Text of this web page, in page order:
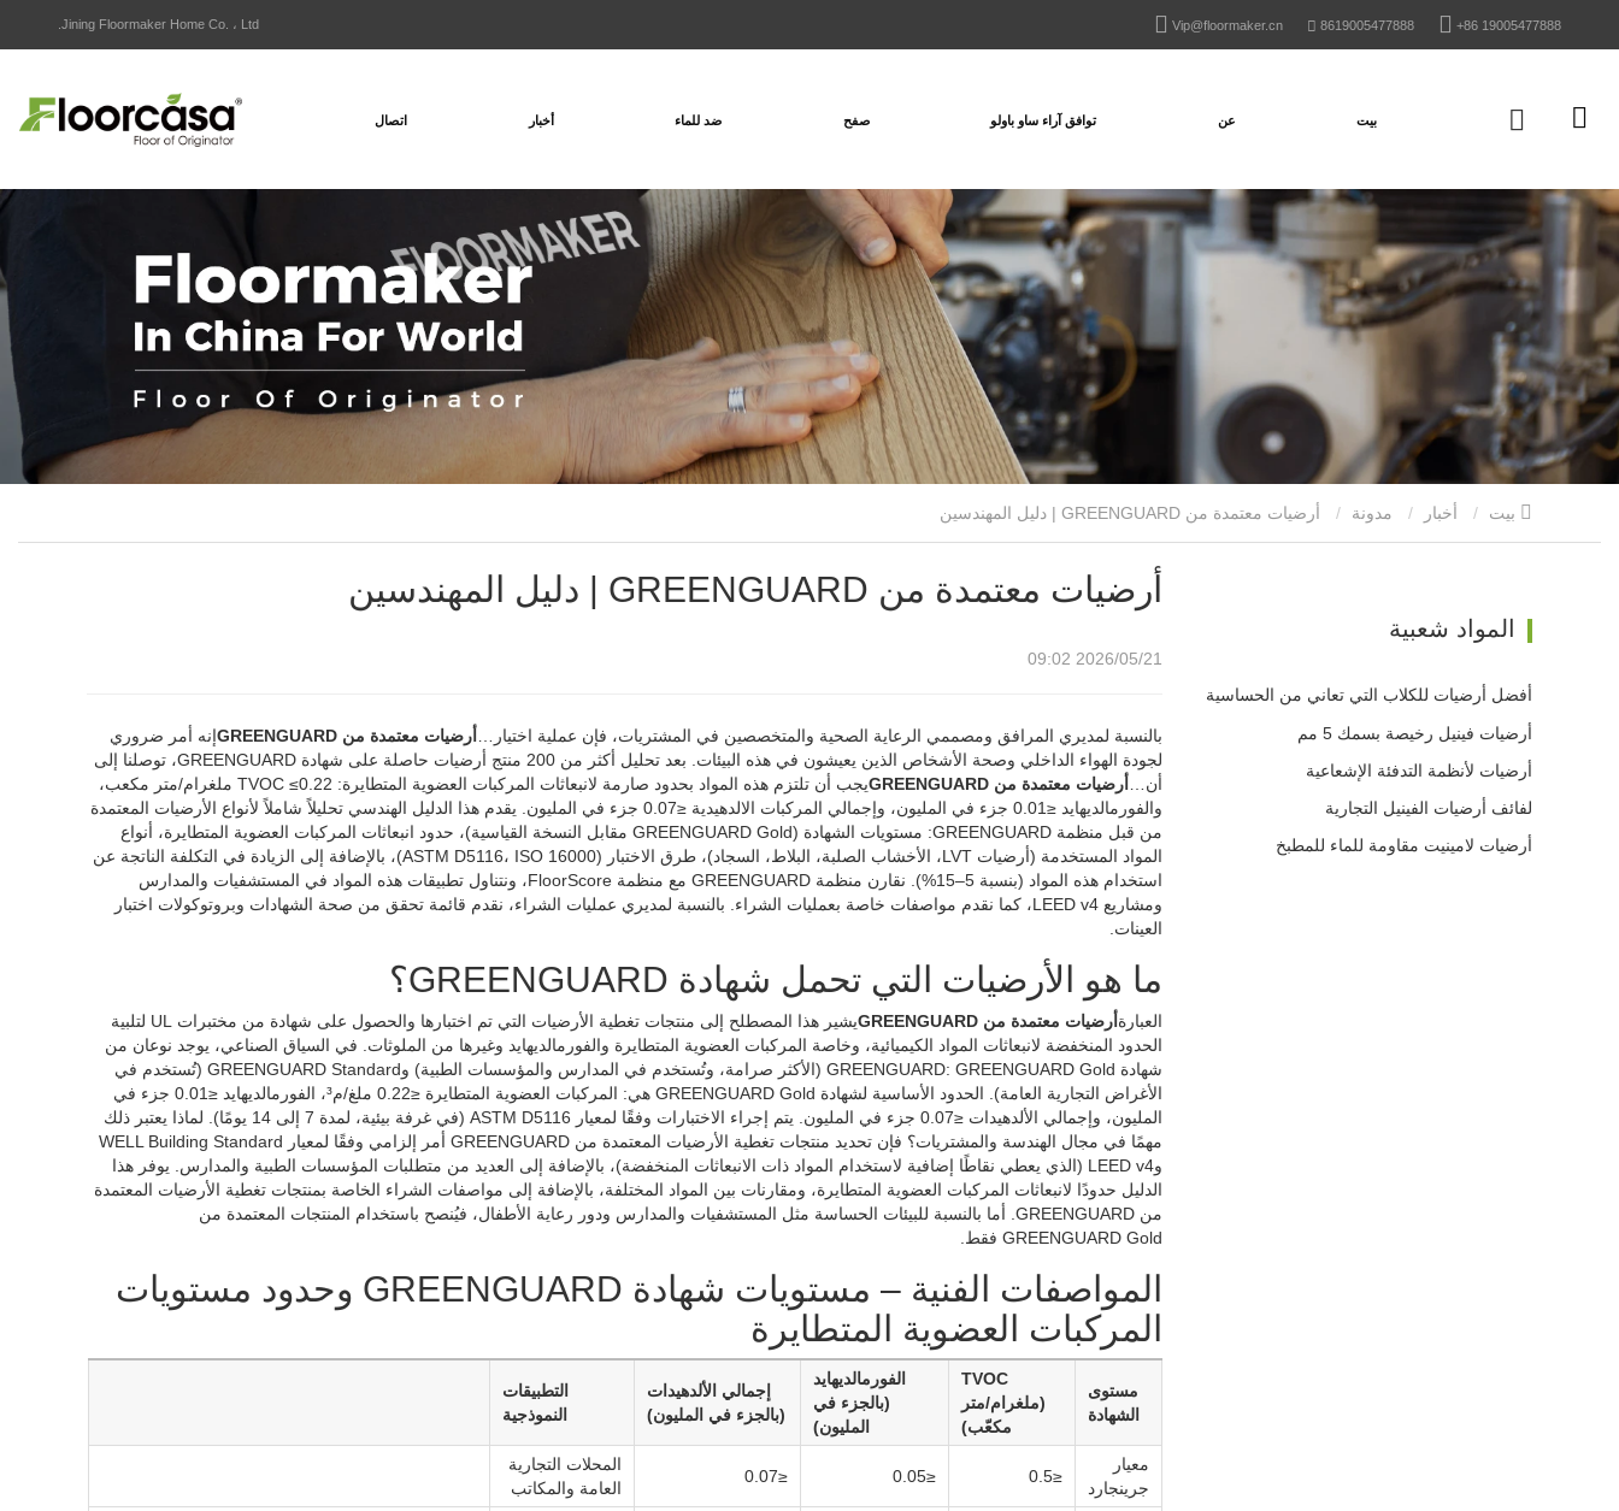
Jining Floormaker Home Co. ، Ltd. +86 19005477888
8619005477888
Vip@floormaker.cn
بيت عن توافق آراء ساو باولو صفح ضد للماء أخبار اتصال
أخبار مدونة
أرضيات معتمدة من GREENGUARD | دليل المهندسين
2026/05/21 09:02
بالنسبة لمديري المرافق ومصممي الرعاية الصحية والمتخصصين في المشتريات، فإن عملية اختيار… أرضيات معتمدة من GREENGUARD
إنه أمر ضروري
لجودة الهواء الداخلي وصحة الأشخاص الذين يعيشون في هذه البيئات. بعد تحليل أكثر من 200 منتج أرضيات حاصلة على شهادة GREENGUARD، توصلنا إلى
أن…
أرضيات معتمدة من GREENGUARD
يجب أن تلتزم هذه المواد بحدود صارمة لانبعاثات المركبات العضوية المتطايرة: TVOC ≤0.22 ملغرام/متر مكعب،
والفورمالديهايد ≤0.01 جزء في المليون، وإجمالي المركبات الالدهيدية ≤0.07 جزء في المليون. يقدم هذا الدليل الهندسي تحليلاً شاملاً لأنواع الأرضيات المعتمدة
من قبل منظمة GREENGUARD: مستويات الشهادة (GREENGUARD Gold مقابل النسخة القياسية)، حدود انبعاثات المركبات العضوية المتطايرة، أنواع
المواد المستخدمة (أرضيات LVT، الأخشاب الصلبة، البلاط، السجاد)، طرق الاختبار (ASTM D5116، ISO 16000)، بالإضافة إلى الزيادة في التكلفة الناتجة عن
استخدام هذه المواد (بنسبة 5–15%). نقارن منظمة GREENGUARD مع منظمة FloorScore، ونتناول تطبيقات هذه المواد في المستشفيات والمدارس
ومشاريع LEED v4، كما نقدم مواصفات خاصة بعمليات الشراء. بالنسبة لمديري عمليات الشراء، نقدم قائمة تحقق من صحة الشهادات وبروتوكولات اختبار
العينات.
ما هو الأرضيات التي تحمل شهادة GREENGUARD؟
العبارة أرضيات معتمدة من GREENGUARD
يشير هذا المصطلح إلى منتجات تغطية الأرضيات التي تم اختبارها والحصول على شهادة من مختبرات UL لتلبية
الحدود المنخفضة لانبعاثات المواد الكيميائية، وخاصة المركبات العضوية المتطايرة والفورمالديهايد وغيرها من الملوثات. في السياق الصناعي، يوجد نوعان من
شهادة GREENGUARD: GREENGUARD Gold (الأكثر صرامة، وتُستخدم في المدارس والمؤسسات الطبية) وGREENGUARD Standard (تُستخدم في
الأغراض التجارية العامة). الحدود الأساسية لشهادة GREENGUARD Gold هي: المركبات العضوية المتطايرة ≤0.22 ملغ/م³، الفورمالديهايد ≤0.01 جزء في
المليون، وإجمالي الألدهيدات ≤0.07 جزء في المليون. يتم إجراء الاختبارات وفقًا لمعيار ASTM D5116 (في غرفة بيئية، لمدة 7 إلى 14 يومًا). لماذا يعتبر ذلك
مهمًا في مجال الهندسة والمشتريات؟ فإن تحديد منتجات تغطية الأرضيات المعتمدة من GREENGUARD أمر إلزامي وفقًا لمعيار WELL Building Standard
وLEED v4 (الذي يعطي نقاطًا إضافية لاستخدام المواد ذات الانبعاثات المنخفضة)، بالإضافة إلى العديد من متطلبات المؤسسات الطبية والمدارس. يوفر هذا
الدليل حدودًا لانبعاثات المركبات العضوية المتطايرة، ومقارنات بين المواد المختلفة، بالإضافة إلى مواصفات الشراء الخاصة بمنتجات تغطية الأرضيات المعتمدة
من GREENGUARD. أما بالنسبة للبيئات الحساسة مثل المستشفيات والمدارس ودور رعاية الأطفال، فيُنصح باستخدام المنتجات المعتمدة من
GREENGUARD Gold فقط.
المواصفات الفنية – مستويات شهادة GREENGUARD وحدود مستويات
المركبات العضوية المتطايرة
مستوى
الشهادة
TVOC
(ملغرام/متر
مكعّب)
الفورمالديهايد
(بالجزء في
المليون)
إجمالي الألدهيدات
(بالجزء في المليون)
التطبيقات
النموذجية
معيار
جرينجارد
≤0.5
≤0.05
≤0.07
المحلات التجارية
العامة والمكاتب
المواد شعبية
أفضل أرضيات للكلاب التي تعاني من الحساسية
أرضيات فينيل رخيصة بسمك 5 مم
أرضيات لأنظمة التدفئة الإشعاعية
لفائف أرضيات الفينيل التجارية
أرضيات لامينيت مقاومة للماء للمطبخ